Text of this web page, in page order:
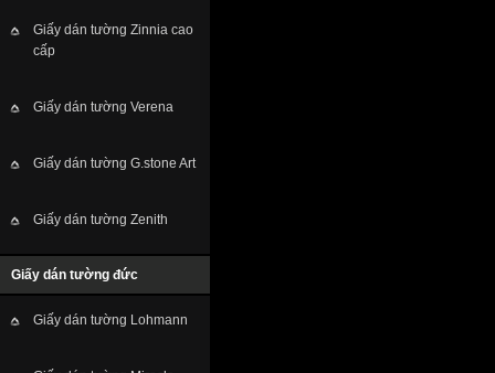
Giấy dán tường Zinnia cao
cấp
Giấy dán tường Verena
Giấy dán tường G.stone Art
Giấy dán tường Zenith
Giấy dán tường đức
Giấy dán tường Lohmann